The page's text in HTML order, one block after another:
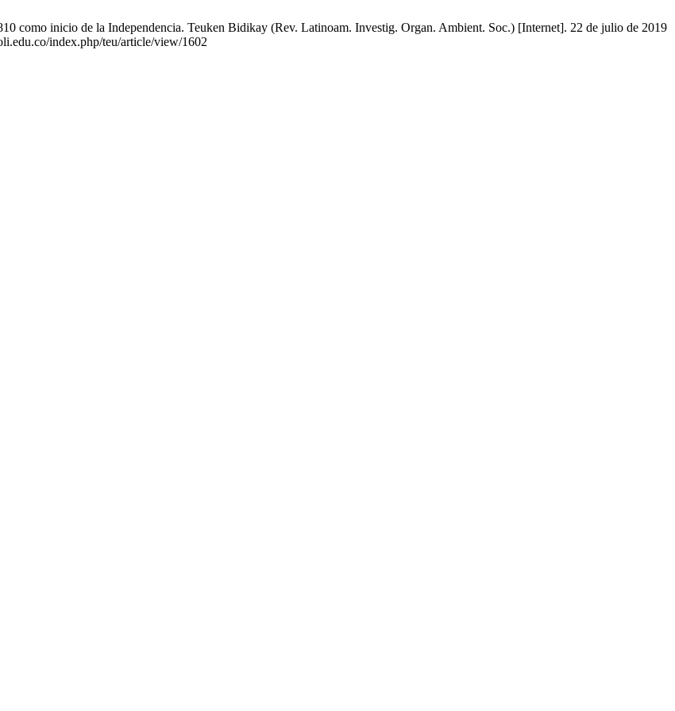
como inicio de la Independencia. Teuken Bidikay (Rev. Latinoam. Investig. Organ. Ambient. Soc.) [Internet]. 22 de julio de 2019
index.php/teu/article/view/1602